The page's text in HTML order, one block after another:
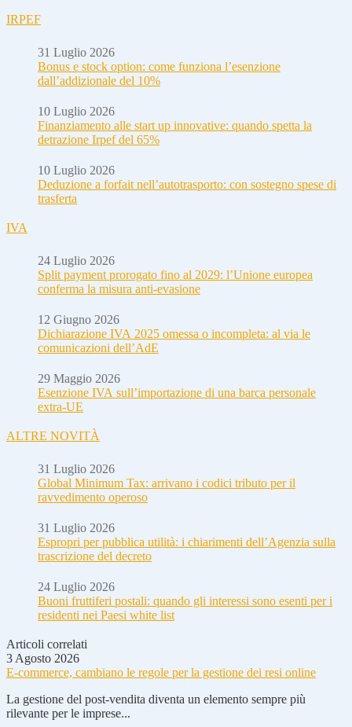
IRPEF
31 Luglio 2026
Bonus e stock option: come funziona l’esenzione
dall’addizionale del 10%
10 Luglio 2026
Finanziamento alle start up innovative: quando spetta la
detrazione Irpef del 65%
10 Luglio 2026
Deduzione a forfait nell’autotrasporto: con sostegno spese di
trasferta
IVA
24 Luglio 2026
Split payment prorogato fino al 2029: l’Unione europea
conferma la misura anti-evasione
12 Giugno 2026
Dichiarazione IVA 2025 omessa o incompleta: al via le
comunicazioni dell’AdE
29 Maggio 2026
Esenzione IVA sull’importazione di una barca personale
extra-UE
ALTRE NOVITÀ
31 Luglio 2026
Global Minimum Tax: arrivano i codici tributo per il
ravvedimento operoso
31 Luglio 2026
Espropri per pubblica utilità: i chiarimenti dell’Agenzia sulla
trascrizione del decreto
24 Luglio 2026
Buoni fruttiferi postali: quando gli interessi sono esenti per i
residenti nei Paesi white list
Articoli correlati
3 Agosto 2026
E-commerce, cambiano le regole per la gestione dei resi online
La gestione del post-vendita diventa un elemento sempre più
rilevante per le imprese...